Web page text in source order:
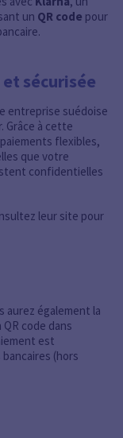
un QR code pour
sécurisée
entreprise suédoise
Grâce à cette
flexibles,
que votre
confidentielles
leur site pour
aurez également la
code dans
est
(hors